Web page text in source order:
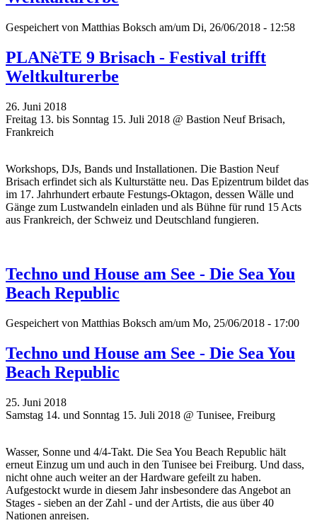
Gespeichert von Matthias Boksch am/um Di, 26/06/2018 - 12:58
PLANèTE 9 Brisach - Festival trifft
Weltkulturerbe
26. Juni 2018
Freitag 13. bis Sonntag 15. Juli 2018 @ Bastion Neuf Brisach,
Frankreich
Workshops, DJs, Bands und Installationen. Die Bastion Neuf
Brisach erfindet sich als Kulturstätte neu. Das Epizentrum bildet das
im 17. Jahrhundert erbaute Festungs-Oktagon, dessen Wälle und
Gänge zum Lustwandeln einladen und als Bühne für rund 15 Acts
aus Frankreich, der Schweiz und Deutschland fungieren.
Techno und House am See - Die Sea You
Beach Republic
Gespeichert von Matthias Boksch am/um Mo, 25/06/2018 - 17:00
Techno und House am See - Die Sea You
Beach Republic
25. Juni 2018
Samstag 14. und Sonntag 15. Juli 2018 @ Tunisee, Freiburg
Wasser, Sonne und 4/4-Takt. Die Sea You Beach Republic hält
erneut Einzug um und auch in den Tunisee bei Freiburg. Und dass,
nicht ohne auch weiter an der Hardware gefeilt zu haben.
Aufgestockt wurde in diesem Jahr insbesondere das Angebot an
Stages - sieben an der Zahl - und der Artists, die aus über 40
Nationen anreisen.